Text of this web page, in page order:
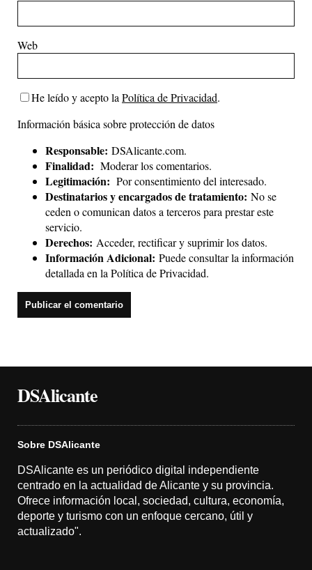
Web
He leído y acepto laPolítica de Privacidad.
Información básica sobre protección de datos
Responsable: DSAlicante.com.
Finalidad: Moderar los comentarios.
Legitimación: Por consentimiento del interesado.
Destinatarios y encargados de tratamiento: No se
ceden o comunican datos a terceros para prestar este
servicio.
Derechos: Acceder, rectificar y suprimir los datos.
Información Adicional: Puede consultar la información
detallada en laPolítica de Privacidad.
DSAlicante
Sobre DSAlicante
DSAlicante es un periódico digital independiente
centrado en la actualidad de Alicante y su provincia.
Ofrece información local, sociedad, cultura, economía,
deporte y turismo con un enfoque cercano, útil y
actualizado".